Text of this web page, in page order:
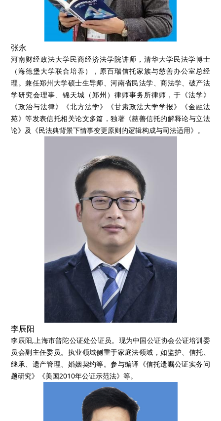
张永
河南财经政法大学民商经济法学院讲师，清华大学民法学博士
（海德堡大学联合培养），原百瑞信托家族与慈善办公室总经
理。兼任郑州大学硕士生导师、河南省民法学、商法学、破产法
学研究会理事、锦天城（郑州）律师事务所律师，于《法学》
《政治与法律》《北方法学》《甘肃政法大学学报》《金融法
苑》等发表信托相关论文多篇，独著《慈善信托的解释论与立法
论》及《民法典背景下情事变更原则的逻辑构成与司法适用》。
李辰阳
李辰阳,上海市普陀公证处公证员。现为中国公证协会公证培训委
员会副主任委员。执业领域侧重于家庭法领域，如监护、信托、
继承、遗产管理、婚姻契约等。参与编译《信托遗嘱公证实务问
题研究》《美国2010年公证示范法》等。